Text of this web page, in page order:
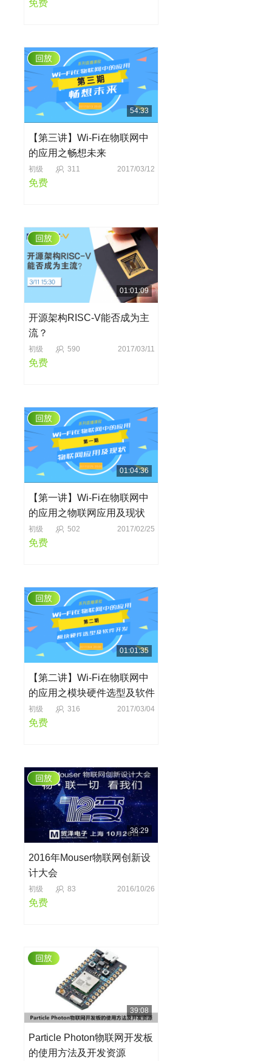
免费
54:33
【第三讲】Wi-Fi在物联网中
的应用之畅想未来
初级 311 2017/03/12
免费
01:01:09
开源架构RISC-V能否成为主
流？
初级 590 2017/03/11
免费
01:04:36
【第一讲】Wi-Fi在物联网中
的应用之物联网应用及现状
初级 502 2017/02/25
免费
01:01:35
【第二讲】Wi-Fi在物联网中
的应用之模块硬件选型及软件
开发
初级 316 2017/03/04
免费
36:29
2016年Mouser物联网创新设
计大会
初级 83 2016/10/26
免费
39:08
Particle Photon物联网开发板
的使用方法及开发资源